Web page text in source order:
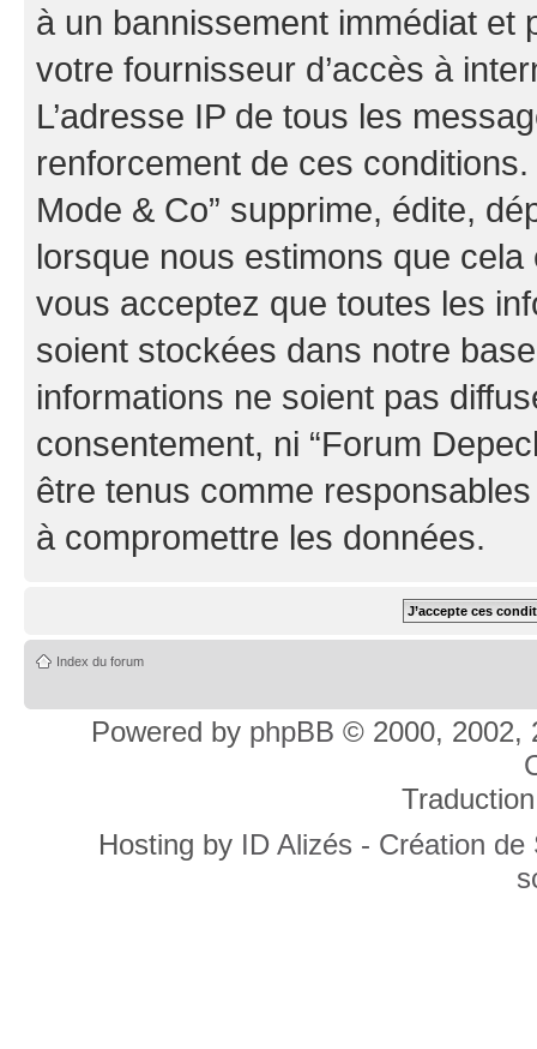
à un bannissement immédiat et
votre fournisseur d’accès à
L’adresse IP de tous les
renforcement de ces
Mode & Co” supprime, édite,
lorsque nous estimons que cela
vous acceptez que toutes les
soient stockées dans notre
informations ne soient pas
consentement, ni “Forum
être tenus comme
à compromettre les données.
Index du forum
Powered by phpBB © 2000, 2002,
Hosting by ID Alizés - Création